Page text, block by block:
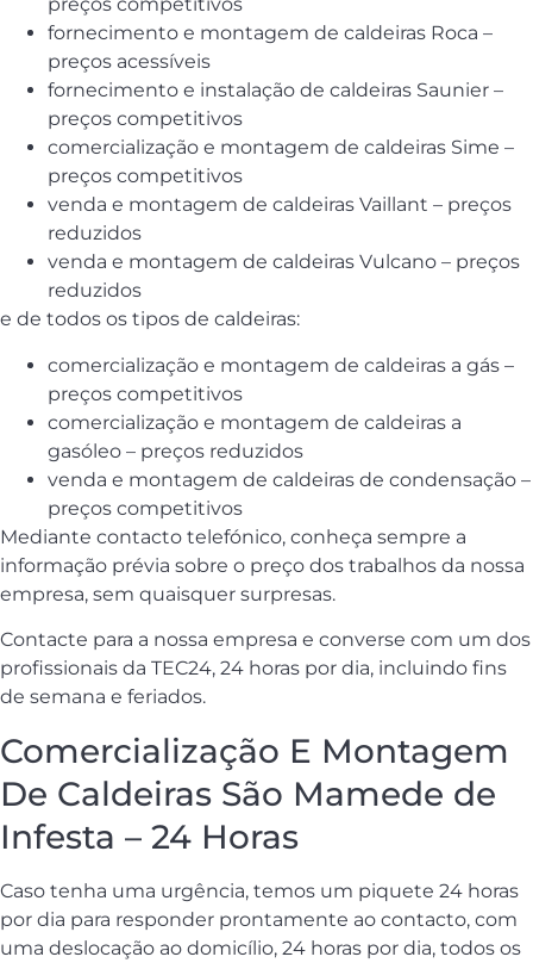
preços competitivos
fornecimento e montagem de caldeiras Roca –
preços acessíveis
fornecimento e instalação de caldeiras Saunier –
preços competitivos
comercialização e montagem de caldeiras Sime –
preços competitivos
venda e montagem de caldeiras Vaillant – preços
reduzidos
venda e montagem de caldeiras Vulcano – preços
reduzidos
e de todos os tipos de caldeiras:
comercialização e montagem de caldeiras a gás –
preços competitivos
comercialização e montagem de caldeiras a
gasóleo – preços reduzidos
venda e montagem de caldeiras de condensação –
preços competitivos
Mediante contacto telefónico, conheça sempre a
informação prévia sobre o preço dos trabalhos da nossa
empresa, sem quaisquer surpresas.
Contacte para a nossa empresa e converse com um dos
profissionais da TEC24, 24 horas por dia, incluindo fins
de semana e feriados.
Comercialização E Montagem
De Caldeiras São Mamede de
Infesta – 24 Horas
Caso tenha uma urgência, temos um piquete 24 horas
por dia para responder prontamente ao contacto, com
uma deslocação ao domicílio, 24 horas por dia, todos os